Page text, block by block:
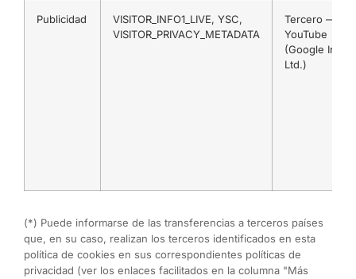
Publicidad
VISITOR_INFO1_LIVE, YSC,
VISITOR_PRIVACY_METADATA
Tercero —
YouTube
(Google
Ltd.)
(*) Puede informarse de las transferencias a terceros países
que, en su caso, realizan los terceros identificados en esta
política de cookies en sus correspondientes políticas de
privacidad (ver los enlaces facilitados en la columna "Más